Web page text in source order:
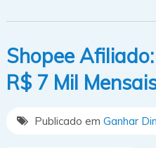
Shopee
R$ 7 Mil
Publicado em Ganhar